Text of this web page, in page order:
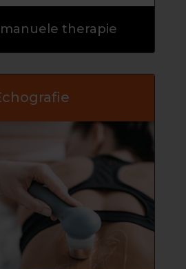
therapie